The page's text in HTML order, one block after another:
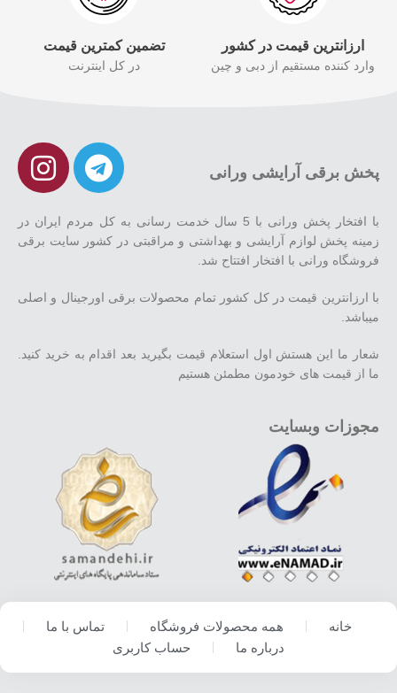
ارزانترین قیمت در کشور
وارد کننده مستقیم از دبی و چین
تضمین کمترین قیمت
در کل اینترنت
پخش برقی آرایشی ورانی
با افتخار پخش ورانی با 5 سال خدمت رسانی به کل مردم ایران در
زمینه پخش لوازم آرایشی و بهداشتی و مراقبتی در کشور سایت برقی
فروشگاه ورانی با افتخار افتتاح شد.
با ارزانترین قیمت در کل کشور تمام محصولات برقی اورجینال و اصلی
میباشد.
شعار ما این هستش اول استعلام قیمت بگیرید بعد اقدام به خرید کنید.
ما از قیمت های خودمون مطمئن هستیم
مجوزات وبسایت
خانه همه محصولات فروشگاه
تماس با ما
درباره ما
حساب کاربری